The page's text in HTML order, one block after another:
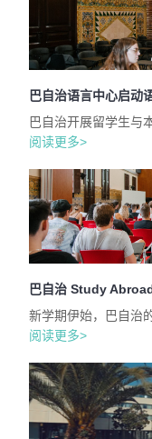
巴自治语言中心启动
巴自治开展留学生与
阅读更多>
巴自治 Study
新学期伊始，巴自治
阅读更多>